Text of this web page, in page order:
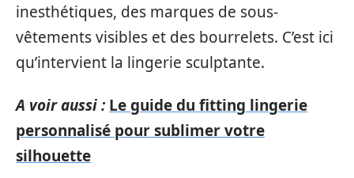
inesthétiques, des marques de sous-
vêtements visibles et des bourrelets. C’est ici
qu’intervient la lingerie sculptante.
A voir aussi : Le guide du fitting lingerie
personnalisé pour sublimer votre
silhouette